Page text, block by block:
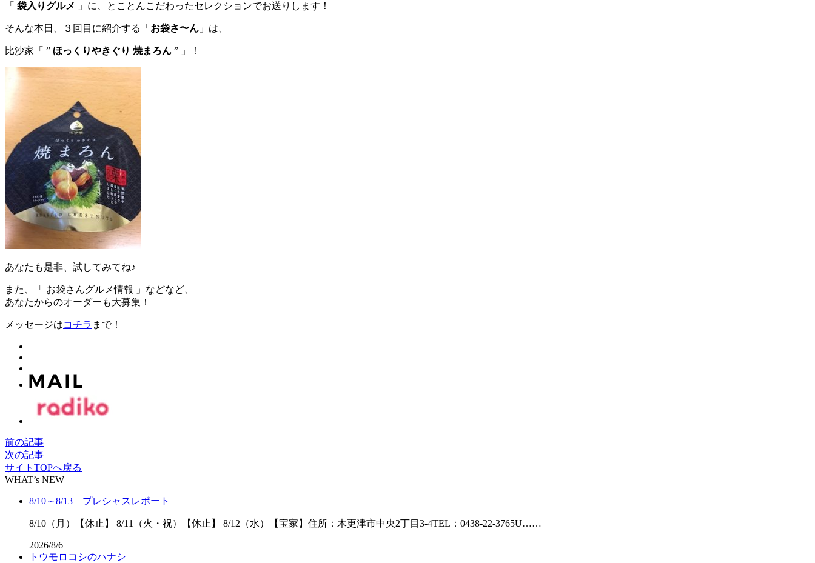
「 袋入りグルメ 」に、とことんこだわったセレクションでお送りします！
そんな本日、３回目に紹介する「 お袋さ〜ん 」は、
比沙家「 ” ほっくりやきぐり 焼まろん ” 」！
あなたも是非、試してみてね♪
また、「 お袋さんグルメ情報 」などなど、
あなたからのオーダーも大募集！
メッセージはコチラ まで！
前の記事
次の記事
サイトTOPへ戻る
WHAT’s NEW
8/10～8/13 プレシャスレポート
8/10（月）【休止】 8/11（火・祝）【休止】 8/12（水）【宝家】住所：木更津市中央2丁目3-4TEL：0438-22-3765U……
2026/8/6
トウモロコシのハナシ